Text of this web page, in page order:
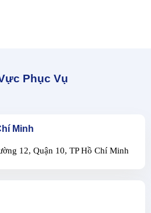
Phục Vụ
Minh
12, Quận 10, TP Hồ Chí Minh